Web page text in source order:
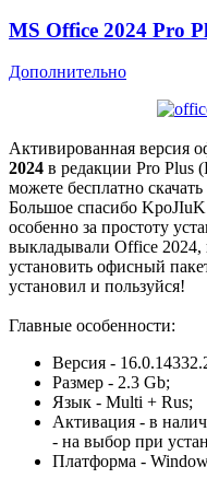
MS Office 2024 Pro
Дополнительно
Активированная версия
2024 в редакции Pro Plus
можете бесплатно
Большое спасибо
особенно за простоту
выкладывали Office
установить офисный
установил и пользуйся!
Главные особенности:
Версия -
Размер - 2.3 Gb;
Язык - Multi + Rus;
Активация - в
- на выбор при
Платформа -